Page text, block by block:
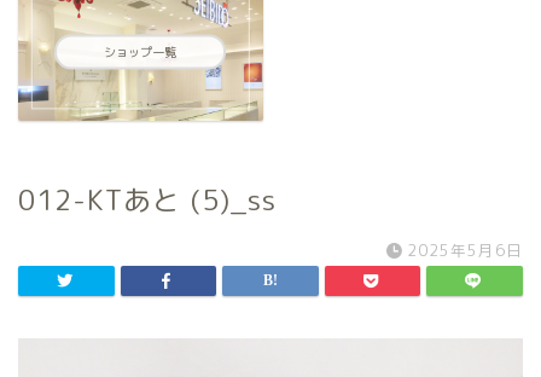
ショップ一覧
012-KTあと (5)_ss
2025年5月6日